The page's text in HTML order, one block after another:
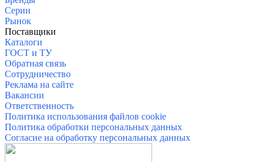
Серии
Рынок
Поставщики
Каталоги
ГОСТ и ТУ
Обратная связь
Сотрудничество
Реклама на сайте
Вакансии
Ответственность
Политика использования файлов cookie
Политика обработки персональных данных
Согласие на обработку персональных данных